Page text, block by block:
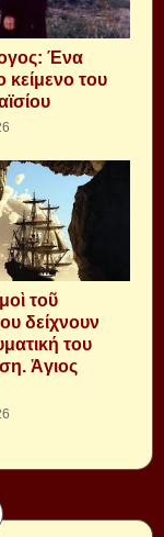
Ένα
του
τοῦ
δείχνουν
του
Ἁγιος